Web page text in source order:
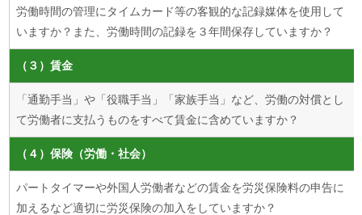
労働時間の管理にタイムカード等の客観的な記録媒体を使用して
いますか？また、労働時間の記録を３年間保存していますか？
（３）賃金
「通勤手当」や「役職手当」「家族手当」など、労働の対償とし
て労働者に支払うものをすべて賃金に含めていますか？
（４）保険（労働・社会）
パートタイマーや外国人労働者などの賃金を労災保険料の申告に
加えるなど適切に労災保険の加入をしていますか？